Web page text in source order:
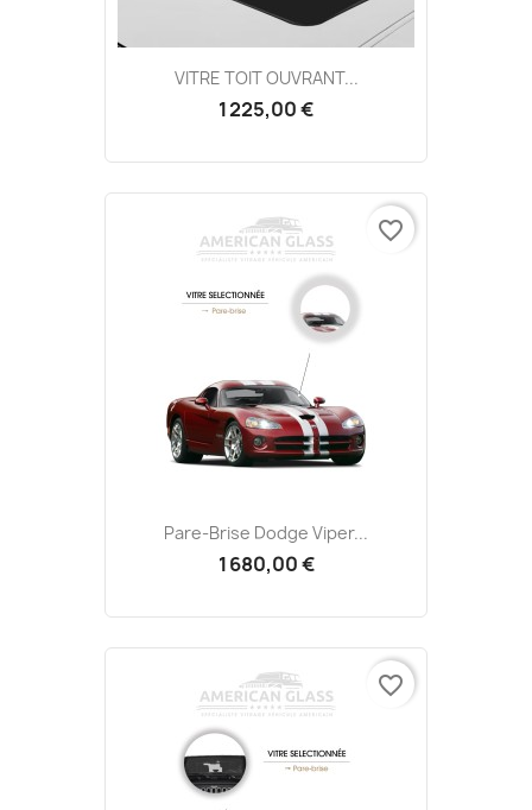
VITRE TOIT OUVRANT...
1 225,00 €
Pare-Brise Dodge Viper...
1 680,00 €
favorite_border
favorite_border